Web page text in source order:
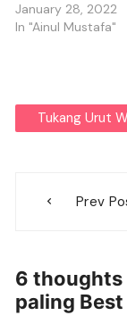
January 28, 2022
In "Ainul Mustafa"
Tukang Urut
Prev
6 thoughts
paling